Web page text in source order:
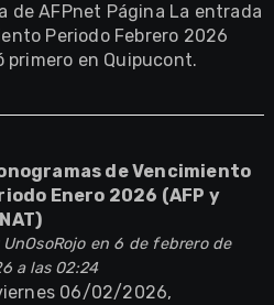
de AFPnet Página La entrada
Periodo Febrero 2026
primero en Quipucont.
de Vencimiento
Enero 2026 (AFP y
UnOsoRojoen 6 de febrero de
a las 02:24
06/02/2026,